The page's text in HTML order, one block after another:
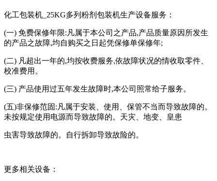
化工包装机_25KG多列粉剂包装机生产设备服务：
(一) 免费保修年限:凡属于本公司之产品,产品质量原因所发生
的产品之故障,均自购买之日起凭保修单保修年;
(二) 凡超出一年的,均按收费服务,依故障状况的情收取零件、
校准费用。
(三) 产品使用过五年发生故障时,本公司照常给子服务。
(五)非保修范固:凡属于安装、使用、保管不当而导致故障的。
未按规定使用电源而导致故障的。天灾、地变、皇患
虫害导致故障的。自行拆卸导致故险的。
更多相关设备：